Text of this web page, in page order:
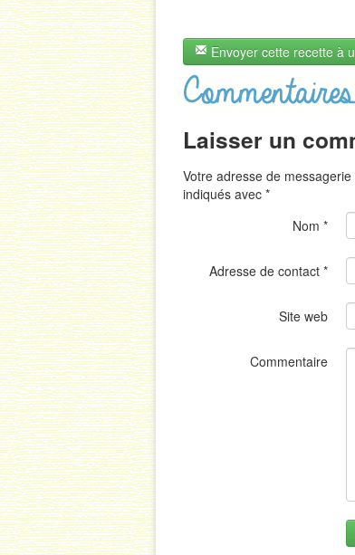
Envoyer cette recette à
Laisser un
Votre adresse de
indiqués avec *
Nom *
Adresse de contact *
Site web
Commentaire